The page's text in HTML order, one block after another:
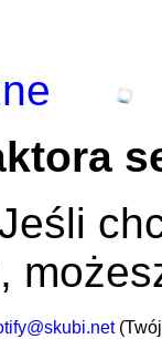
(Twój